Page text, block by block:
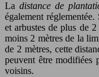
Ladistance de
également
et arbustes de plus de
moins 2 mètres de la
de 2 mètres, cette
peuvent être modifiées
voisins.